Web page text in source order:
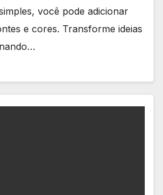
você pode adicionar
e cores. Transforme ideias